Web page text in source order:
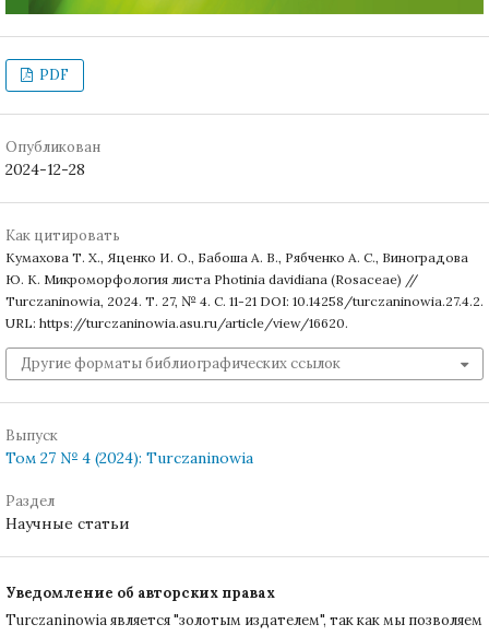
PDF
Опубликован
2024-12-28
Как цитировать
Кумахова Т. Х., Яценко И. О., Бабоша А. В., Рябченко А. С., Виноградова
Ю. К. Микроморфология листа Photinia davidiana (Rosaceae) //
Turczaninowia, 2024. Т. 27, № 4. С. 11-21 DOI: 10.14258/turczaninowia.27.4.2.
URL: https://turczaninowia.asu.ru/article/view/16620.
Другие форматы библиографических ссылок
Выпуск
Том 27 № 4 (2024): Turczaninowia
Раздел
Научные статьи
Уведомление об авторских правах
Turczaninowiа является "золотым издателем", так как мы позволяем